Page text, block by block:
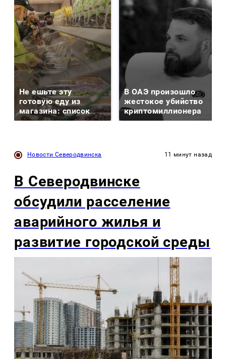
Не ешьте эту
готовую еду из
магазина: список
В ОАЭ произошло
жестокое убийство
криптомиллионера
Новости Северодвинска 11 минут назад
В Северодвинске
обсудили расселение
аварийного жилья и
развитие городской среды